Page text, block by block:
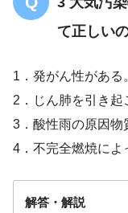
日本
て正しい
1．発がん性がある
2．じん肺を引き起
3．酸性雨の原因物
4．不完全燃焼によ
解答・解説